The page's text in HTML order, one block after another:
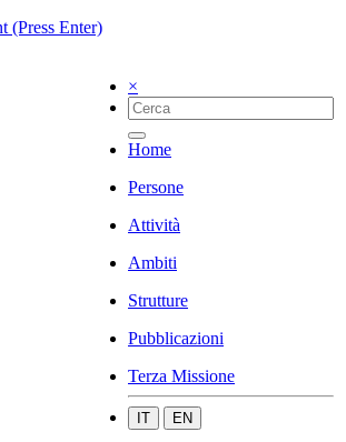
(Press Enter)
×
Home
Persone
Attività
Ambiti
Strutture
Pubblicazioni
Terza Missione
IT EN